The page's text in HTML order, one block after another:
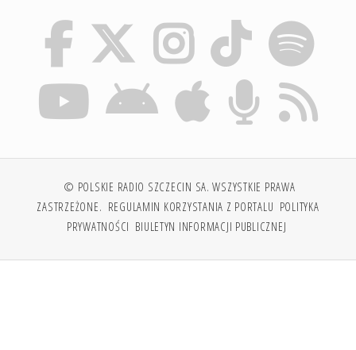
© POLSKIE RADIO SZCZECIN SA. WSZYSTKIE PRAWA
ZASTRZEŻONE. REGULAMIN KORZYSTANIA Z PORTALU POLITYKA
PRYWATNOŚCI BIULETYN INFORMACJI PUBLICZNEJ